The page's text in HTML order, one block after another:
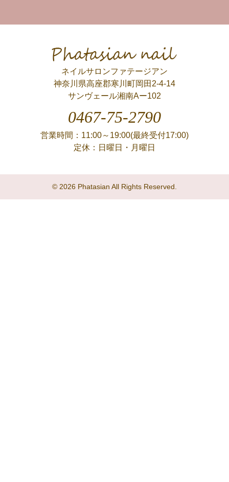
Phatasian nail
ネイルサロンファテージアン
神奈川県高座郡寒川町岡田2-4-14
サンヴェール湘南Aー102
0467-75-2790
営業時間：11:00～19:00(最終受付17:00)
定休：日曜日・月曜日
© 2026 Phatasian All Rights Reserved.